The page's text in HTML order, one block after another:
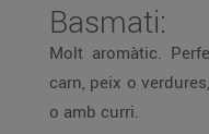
Basmati:
Molt aromàtic.
carn, peix o
o amb curri.